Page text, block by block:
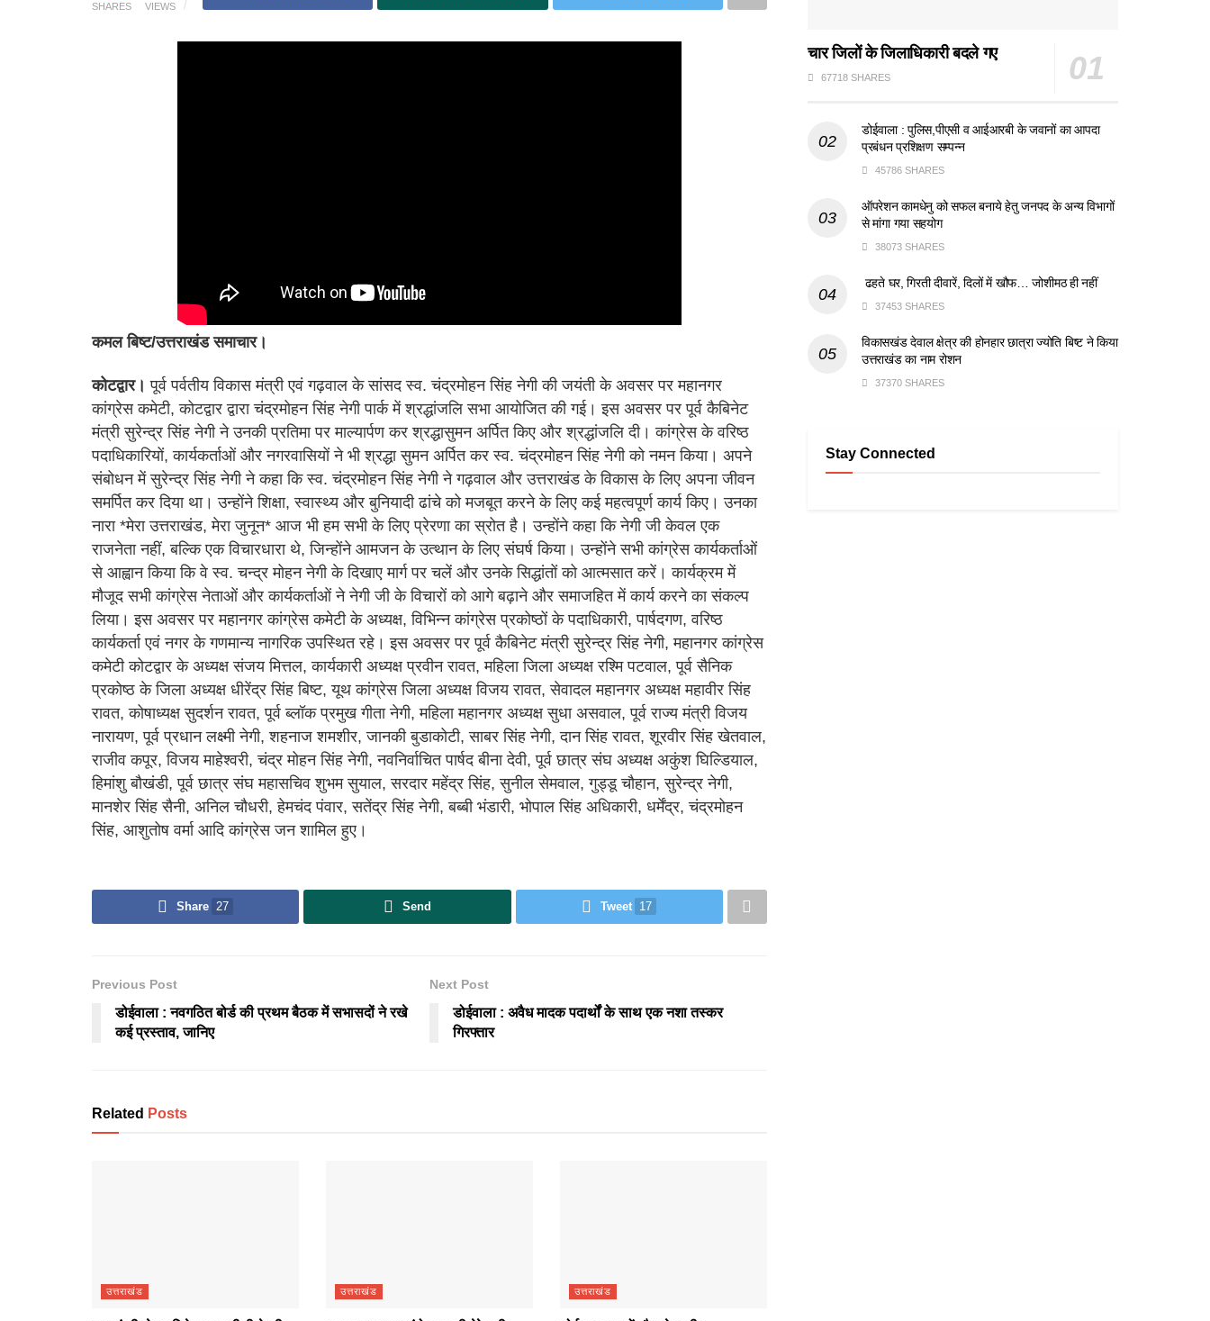
SHARES VIEWS
कमल बिष्ट/उत्तराखंड समाचार।
कोटद्वार। पूर्व पर्वतीय विकास मंत्री एवं गढ़वाल के सांसद स्व. चंद्रमोहन सिंह नेगी की जयंती के अवसर पर महानगर
कांग्रेस कमेटी, कोटद्वार द्वारा चंद्रमोहन सिंह नेगी पार्क में श्रद्धांजलि सभा आयोजित की गई। इस अवसर पर पूर्व कैबिनेट
मंत्री सुरेन्द्र सिंह नेगी ने उनकी प्रतिमा पर माल्यार्पण कर श्रद्धासुमन अर्पित किए और श्रद्धांजलि दी। कांग्रेस के वरिष्ठ
पदाधिकारियों, कार्यकर्ताओं और नगरवासियों ने भी श्रद्धा सुमन अर्पित कर स्व. चंद्रमोहन सिंह नेगी को नमन किया। अपने
संबोधन में सुरेन्द्र सिंह नेगी ने कहा कि स्व. चंद्रमोहन सिंह नेगी ने गढ़वाल और उत्तराखंड के विकास के लिए अपना जीवन
समर्पित कर दिया था। उन्होंने शिक्षा, स्वास्थ्य और बुनियादी ढांचे को मजबूत करने के लिए कई महत्वपूर्ण कार्य किए। उनका
नारा *मेरा उत्तराखंड, मेरा जुनून* आज भी हम सभी के लिए प्रेरणा का स्रोत है। उन्होंने कहा कि नेगी जी केवल एक
राजनेता नहीं, बल्कि एक विचारधारा थे, जिन्होंने आमजन के उत्थान के लिए संघर्ष किया। उन्होंने सभी कांग्रेस कार्यकर्ताओं
से आह्वान किया कि वे स्व. चन्द्र मोहन नेगी के दिखाए मार्ग पर चलें और उनके सिद्धांतों को आत्मसात करें। कार्यक्रम में
मौजूद सभी कांग्रेस नेताओं और कार्यकर्ताओं ने नेगी जी के विचारों को आगे बढ़ाने और समाजहित में कार्य करने का संकल्प
लिया। इस अवसर पर महानगर कांग्रेस कमेटी के अध्यक्ष, विभिन्न कांग्रेस प्रकोष्ठों के पदाधिकारी, पार्षदगण, वरिष्ठ
कार्यकर्ता एवं नगर के गणमान्य नागरिक उपस्थित रहे। इस अवसर पर पूर्व कैबिनेट मंत्री सुरेन्द्र सिंह नेगी, महानगर कांग्रेस
कमेटी कोटद्वार के अध्यक्ष संजय मित्तल, कार्यकारी अध्यक्ष प्रवीन रावत, महिला जिला अध्यक्ष रश्मि पटवाल, पूर्व सैनिक
प्रकोष्ठ के जिला अध्यक्ष धीरेंद्र सिंह बिष्ट, यूथ कांग्रेस जिला अध्यक्ष विजय रावत, सेवादल महानगर अध्यक्ष महावीर सिंह
रावत, कोषाध्यक्ष सुदर्शन रावत, पूर्व ब्लॉक प्रमुख गीता नेगी, महिला महानगर अध्यक्ष सुधा असवाल, पूर्व राज्य मंत्री विजय
नारायण, पूर्व प्रधान लक्ष्मी नेगी, शहनाज शमशीर, जानकी बुडाकोटी, साबर सिंह नेगी, दान सिंह रावत, शूरवीर सिंह खेतवाल,
राजीव कपूर, विजय माहेश्वरी, चंद्र मोहन सिंह नेगी, नवनिर्वाचित पार्षद बीना देवी, पूर्व छात्र संघ अध्यक्ष अकुंश घिल्डियाल,
हिमांशु बौखंडी, पूर्व छात्र संघ महासचिव शुभम सुयाल, सरदार महेंद्र सिंह, सुनील सेमवाल, गुड्डू चौहान, सुरेन्द्र नेगी,
मानशेर सिंह सैनी, अनिल चौधरी, हेमचंद पंवार, सतेंद्र सिंह नेगी, बब्बी भंडारी, भोपाल सिंह अधिकारी, धर्मेंद्र, चंद्रमोहन
सिंह, आशुतोष वर्मा आदि कांग्रेस जन शामिल हुए।
Share 27 Send Tweet 17
Previous Post
डोईवाला : नवगठित बोर्ड की प्रथम बैठक में सभासदों ने रखे
कई प्रस्ताव, जानिए
Next Post
डोईवाला : अवैध मादक पदार्थों के साथ एक नशा तस्कर
गिरफ्तार
Related Posts
उत्तराखंड उत्तराखंड उत्तराखंड
चार जिलों के जिलाधिकारी बदले गए
67718 SHARES
डोईवाला : पुलिस,पीएसी व आईआरबी के जवानों का आपदा
प्रबंधन प्रशिक्षण सम्पन्न
45786 SHARES
ऑपरेशन कामधेनु को सफल बनाये हेतु जनपद के अन्य विभागों
से मांगा गया सहयोग
38073 SHARES
ढहते घर, गिरती दीवारें, दिलों में खौफ… जोशीमठ ही नहीं
37453 SHARES
विकासखंड देवाल क्षेत्र की होनहार छात्रा ज्योति बिष्ट ने किया
उत्तराखंड का नाम रोशन
37370 SHARES
Stay Connected